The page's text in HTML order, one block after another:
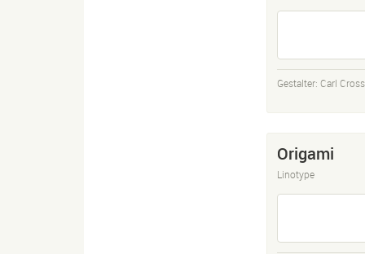
Gestalter: Carl
Origami
Linotype